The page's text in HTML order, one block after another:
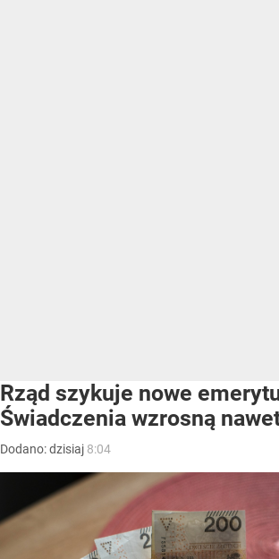
Rząd szykuje nowe
Świadczenia wzrosną
Dodano:dzisiaj 8:04